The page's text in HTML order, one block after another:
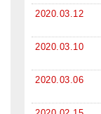
アマナマナとは
About Us
メールお便り登録
2020.03.12
2020.03.10
2020.03.06